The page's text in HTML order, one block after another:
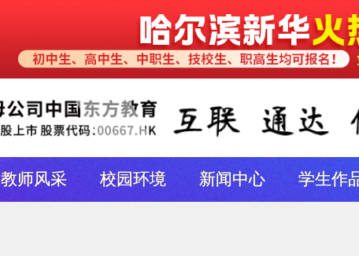
教师风采 校园环境 新闻中心 学生作